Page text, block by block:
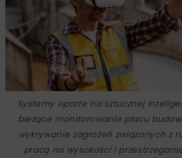
Systemy oparte na sztucznej
bieżące monitorowanie placu
wykrywanie zagrożeń związanych z
pracą na wysokości i